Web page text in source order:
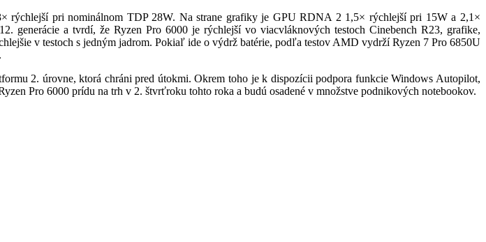
rýchlejší pri nominálnom TDP 28W. Na strane grafiky je GPU RDNA 2 1,5× rýchlejší pri 15W a 2,1×
generácie a tvrdí, že Ryzen Pro 6000 je rýchlejší vo viacvláknových testoch Cinebench R23, grafike,
v testoch s jedným jadrom. Pokiaľ ide o výdrž batérie, podľa testov AMD vydrží Ryzen 7 Pro 6850U
2. úrovne, ktorá chráni pred útokmi. Okrem toho je k dispozícii podpora funkcie Windows Autopilot,
Pro 6000 prídu na trh v 2. štvrťroku tohto roka a budú osadené v množstve podnikových notebookov.